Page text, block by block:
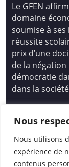
Nous
Nous utilisons
expérience de
contenus
Le GFEN
domaine
soumise à
réussite
prix d’une
de la négation
démocratie
dans la
Nouvelle
14 avenue
01 46 72 53